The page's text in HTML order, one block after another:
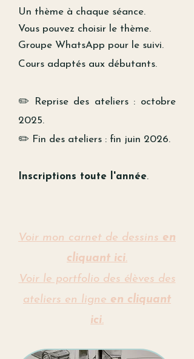
Un thème à chaque séance.
Vous pouvez choisir le thème.
Groupe WhatsApp pour le suivi.
Cours adaptés aux débutants.
✏️ Reprise des ateliers : octobre
2025.
✏️ Fin des ateliers : fin juin 2026.
Inscriptions toute l'année.
Voir mon carnet de dessins en
cliquant ici.
Voir le portfolio des élèves des
ateliers en ligne en cliquant
ici.